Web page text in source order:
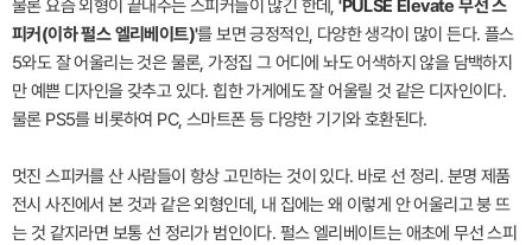
물론 요즘 외형이 끝내주는 스피커들이 많긴 한데,'PULSE Elevate 무선 스
피커(이하 펄스 엘리베이트)'를 보면 긍정적인, 다양한 생각이 많이 든다. 플스
5와도 잘 어울리는 것은 물론, 가정집 그 어디에 놔도 어색하지 않을 담백하지
만 예쁜 디자인을 갖추고 있다. 힙한 가게에도 잘 어울릴 것 같은 디자인이다.
물론 PS5를 비롯하여 PC, 스마트폰 등 다양한 기기와 호환된다.
멋진 스피커를 산 사람들이 항상 고민하는 것이 있다. 바로 선 정리. 분명 제품
전시 사진에서 본 것과 같은 외형인데, 내 집에는 왜 이렇게 안 어울리고 붕 뜨
는 것 같지라면 보통 선 정리가 범인이다. 펄스 엘리베이트는 애초에 무선 스피